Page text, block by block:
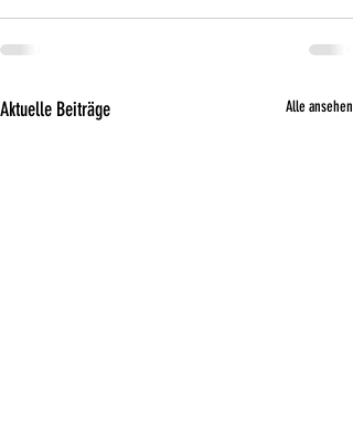
Aktuelle Beiträge Alle ansehen